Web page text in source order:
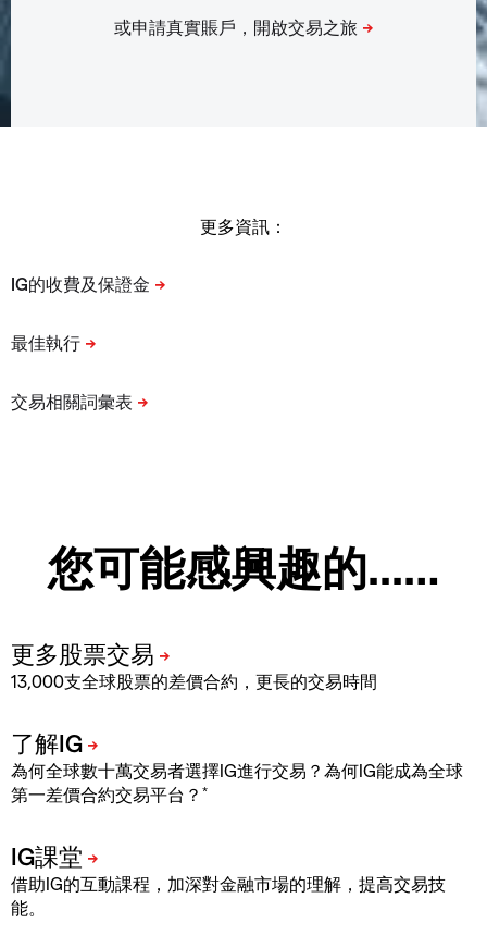
更多資訊：
您可能感興趣的...…
13,000支全球股票的差價合約，更長的交易時間
為何全球數十萬交易者選擇IG進行交易？為何IG能成為全球
第一差價合約交易平台？ *
借助IG的互動課程，加深對金融市場的理解，提高交易技
能。